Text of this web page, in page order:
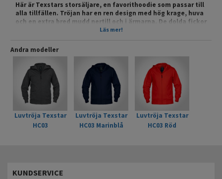
Här är Texstars storsäljare, en favorithoodie som passar till
alla tillfällen. Tröjan har en ren design med hög krage, huva
och en extra bred mudd nertill och i ärmarna. De dolda fickor
i sidan har dragkedja så att du inte riskerar att tappa något.
fantastiskt väl.
Mer om produkten finns på Texstar.se
Läs mer!
Andra modeller
Luvtröja Texstar
HC03
Luvtröja Texstar
HC03 Marinblå
Luvtröja Texstar
HC03 Röd
KUNDSERVICE